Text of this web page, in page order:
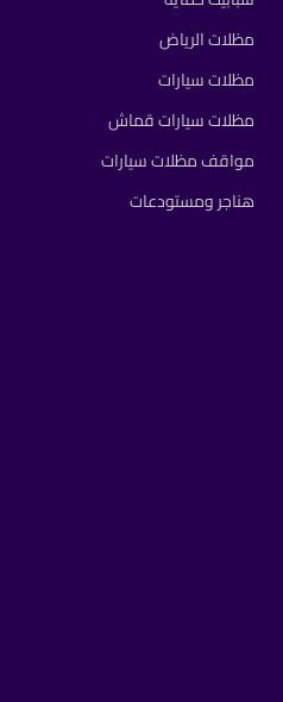
مظلات الرياض
مظلات سيارات
مظلات سيارات قماش
مواقف مظلات سيارات
هناجر ومستودعات